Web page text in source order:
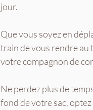
jour.
Que vous soyez en
train de vous rendre au
votre compagnon de
Ne perdez plus de
fond de votre sac,